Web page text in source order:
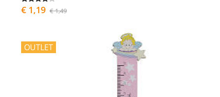
€ 1,19 € 1,49
OUTLET